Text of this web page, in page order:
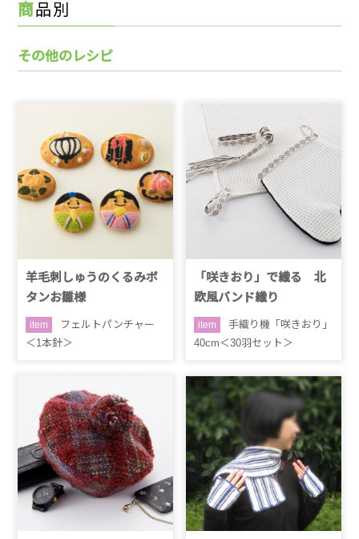
商品別
その他のレシピ
羊毛刺しゅうのくるみボ
タンお雛様
item
フェルトパンチャー
＜1本針＞
「咲きおり」で織る 北
欧風バンド織り
item
手織り機「咲きおり」
40cm＜30羽セット＞